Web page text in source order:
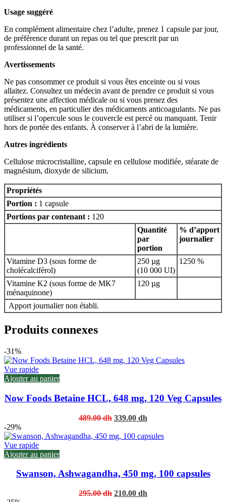
Usage suggéré
En complément alimentaire chez l’adulte, prenez 1 capsule par jour,
de préférence durant un repas ou tel que prescrit par un
professionnel de la santé.
Avertissements
Ne pas consommer ce produit si vous êtes enceinte ou si vous
allaitez. Consultez un médecin avant de prendre ce produit si vous
présentez une affection médicale ou si vous prenez des
médicaments, en particulier des médicaments anticoagulants. Ne pas
utiliser si l’opercule sous le couvercle est percé ou manquant. Tenir
hors de portée des enfants. À conserver à l’abri de la lumière.
Autres ingrédients
Cellulose microcristalline, capsule en cellulose modifiée, stéarate de
magnésium, dioxyde de silicium.
Propriétés
Portion : 1 capsule
Portions par contenant : 120
Quantité
par
portion
% d’apport
journalier
Vitamine D3 (sous forme de
cholécalciférol)
250 µg
(10 000 UI)
1250 %
Vitamine K2 (sous forme de MK7
ménaquinone)
120 µg
Apport journalier non établi.
Produits connexes
-31%
Vue rapide
Ajouter au panier
Now Foods Betaine HCL, 648 mg, 120 Veg Capsules
489.00dh Original
was:
339.00 dh
is:
-29%
Vue rapide
Ajouter au panier
Swanson, Ashwagandha, 450 mg, 100 capsules
295.00dh Original
210.00 dh